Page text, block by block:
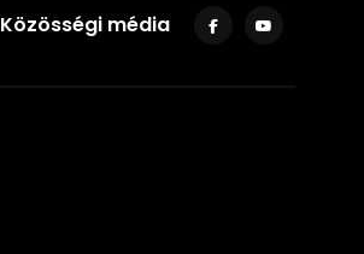
Közösségi média